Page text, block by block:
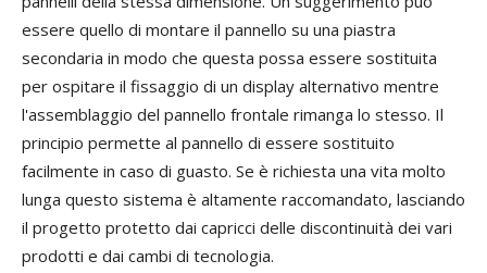
essere quello di montare il pannello su una piastra
secondaria in modo che questa possa essere sostituita
per ospitare il fissaggio di un display alternativo mentre
l'assemblaggio del pannello frontale rimanga lo stesso. Il
principio permette al pannello di essere sostituito
facilmente in caso di guasto. Se è richiesta una vita molto
lunga questo sistema è altamente raccomandato, lasciando
il progetto protetto dai capricci delle discontinuità dei vari
prodotti e dai cambi di tecnologia.